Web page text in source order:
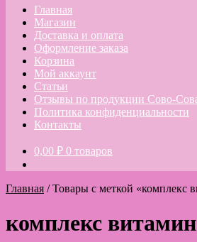
Главная
Магазин
Доставка и оплата
Оформление заказа
Корзина
Мой аккаунт
Статьи
Отзывы по продукции Сово-
Политика конфиденциальности
Контакты
0,00 ₽ 0 товаров
Главная /Товары с меткой «комплекс
комплекс